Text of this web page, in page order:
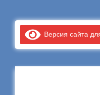
Версия сайта